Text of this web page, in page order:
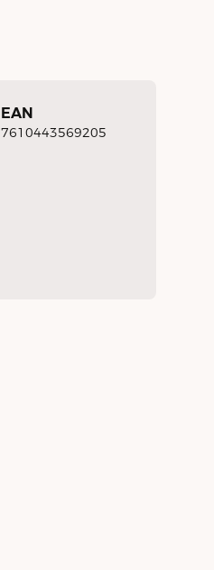
EAN
7610443569205